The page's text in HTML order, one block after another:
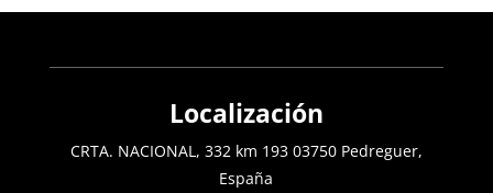
Localización
CRTA. NACIONAL, 332 km 193 03750 Pedreguer,
España